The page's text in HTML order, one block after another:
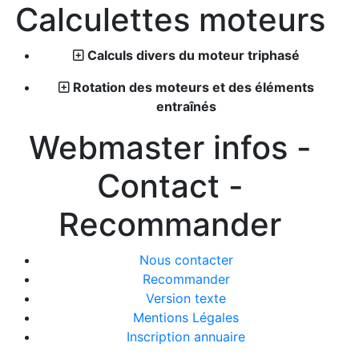
Calculettes moteurs
Calculs divers du moteur triphasé
Rotation des moteurs et des éléments
entraînés
Webmaster infos -
Contact -
Recommander
Nous contacter
Recommander
Version texte
Mentions Légales
Inscription annuaire